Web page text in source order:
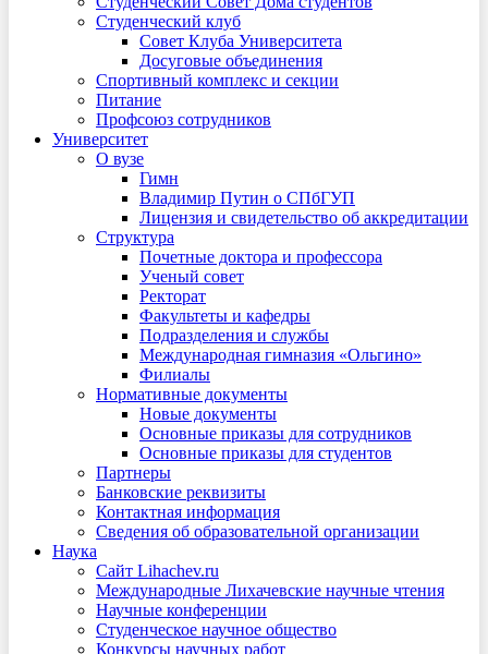
Студенческий клуб
Совет Клуба Университета
Досуговые объединения
Спортивный комплекс и секции
Питание
Профсоюз сотрудников
Университет
О вузе
Гимн
Владимир Путин о СПбГУП
Лицензия и свидетельство об аккредитации
Структура
Почетные доктора и профессора
Ученый совет
Ректорат
Факультеты и кафедры
Подразделения и службы
Международная гимназия «Ольгино»
Филиалы
Нормативные документы
Новые документы
Основные приказы для сотрудников
Основные приказы для студентов
Партнеры
Банковские реквизиты
Контактная информация
Сведения об образовательной организации
Наука
Сайт Lihachev.ru
Международные Лихачевские научные чтения
Научные конференции
Студенческое научное общество
Конкурсы научных работ